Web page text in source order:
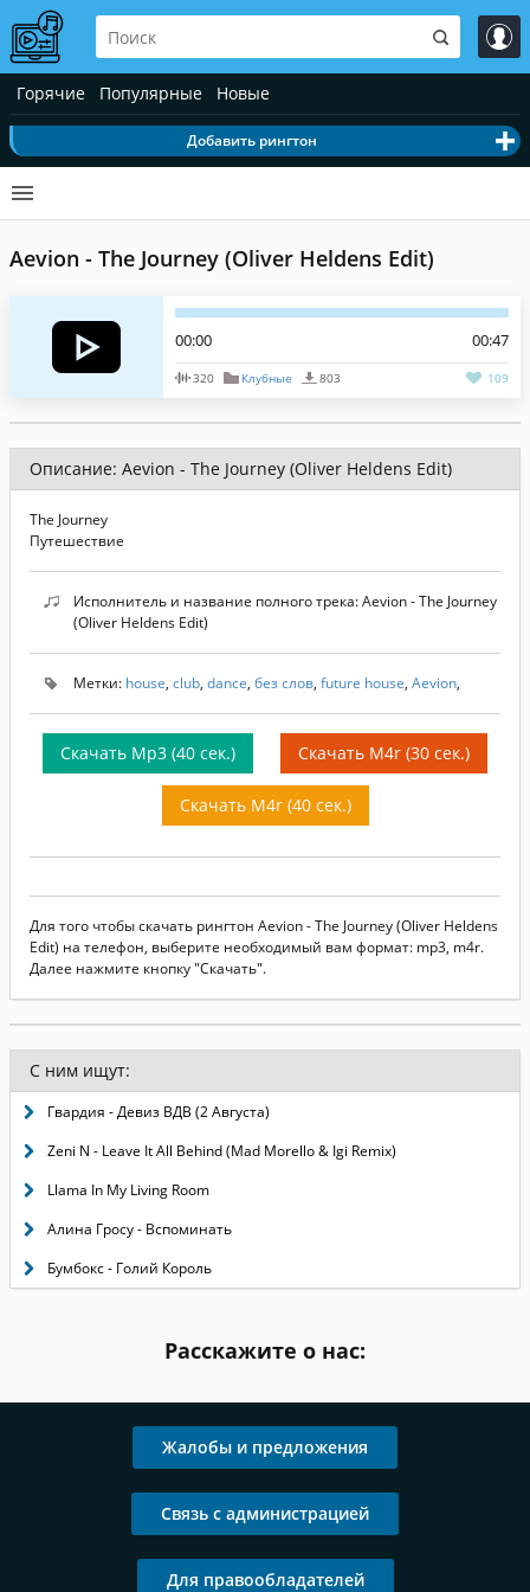
Горячие Популярные Новые
Добавить рингтон
Aevion - The Journey (Oliver Heldens Edit)
00:00 00:47
320 Клубные 803 109
Описание: Aevion - The Journey (Oliver Heldens Edit)
The Journey
Путешествие
Исполнитель и название полного трека: Aevion - The Journey
(Oliver Heldens Edit)
Метки: house, club, dance, без слов, future house, Aevion,
Скачать Mp3 (40 сек.) Скачать M4r (30 сек.)
Скачать M4r (40 сек.)
Для того чтобы скачать рингтон Aevion - The Journey (Oliver Heldens
Edit) на телефон, выберите необходимый вам формат: mp3, m4r.
Далее нажмите кнопку "Скачать".
С ним ищут:
Гвардия - Девиз ВДВ (2 Августа)
Zeni N - Leave It All Behind (Mad Morello & Igi Remix)
Llama In My Living Room
Алина Гросу - Вспоминать
Бумбокс - Голий Король
Расскажите о нас:
Жалобы и предложения
Связь с администрацией
Для правообладателей